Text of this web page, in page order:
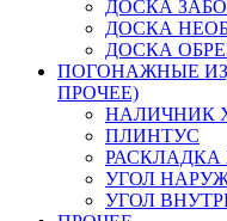
ДОСКА
ДОСКА
ДОСКА
ПОГОНАЖНЫЕ
ПРОЧЕЕ)
НАЛИЧНИК
ПЛИНТУС
РАСКЛАДКА
УГОЛ
УГОЛ